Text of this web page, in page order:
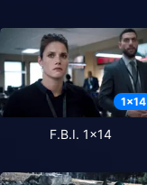
1x14
F.B.I. 1x14